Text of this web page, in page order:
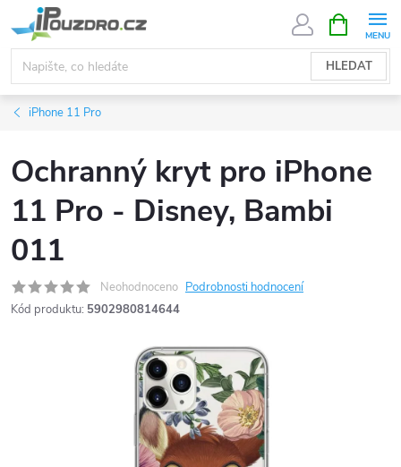
na
obsah
HLEDAT
NÁKUPNÍ
KOŠÍK
iPhone 11 Pro
Ochranný kryt pro iPhone
11 Pro - Disney, Bambi
011
Neohodnoceno Podrobnosti hodnocení
Kód produktu: 5902980814644